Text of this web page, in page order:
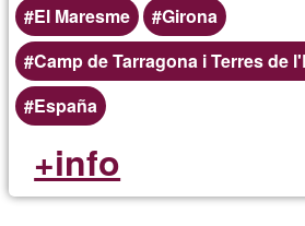
El Maresme
Girona
Camp de Tarragona i Terres de
España
+info